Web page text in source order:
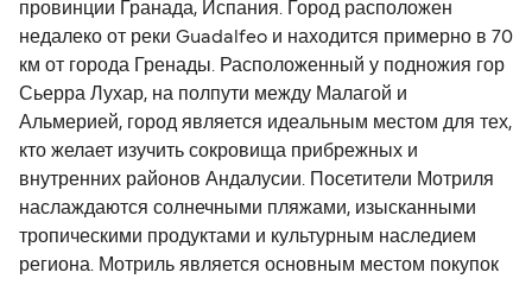
провинции Гранада, Испания. Город расположен
недалеко от реки Guadalfeo и находится примерно в 70
км от города Гренады. Расположенный у подножия гор
Сьерра Лухар, на полпути между Малагой и
Альмерией, город является идеальным местом для тех,
кто желает изучить сокровища прибрежных и
внутренних районов Андалусии. Посетители Мотриля
наслаждаются солнечными пляжами, изысканными
тропическими продуктами и культурным наследием
региона. Мотриль является основным местом покупок